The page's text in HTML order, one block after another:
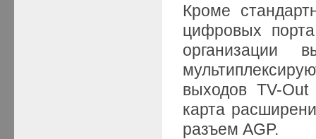
Кроме
цифровых
выходов TV-Out
карта
разъем AGP.